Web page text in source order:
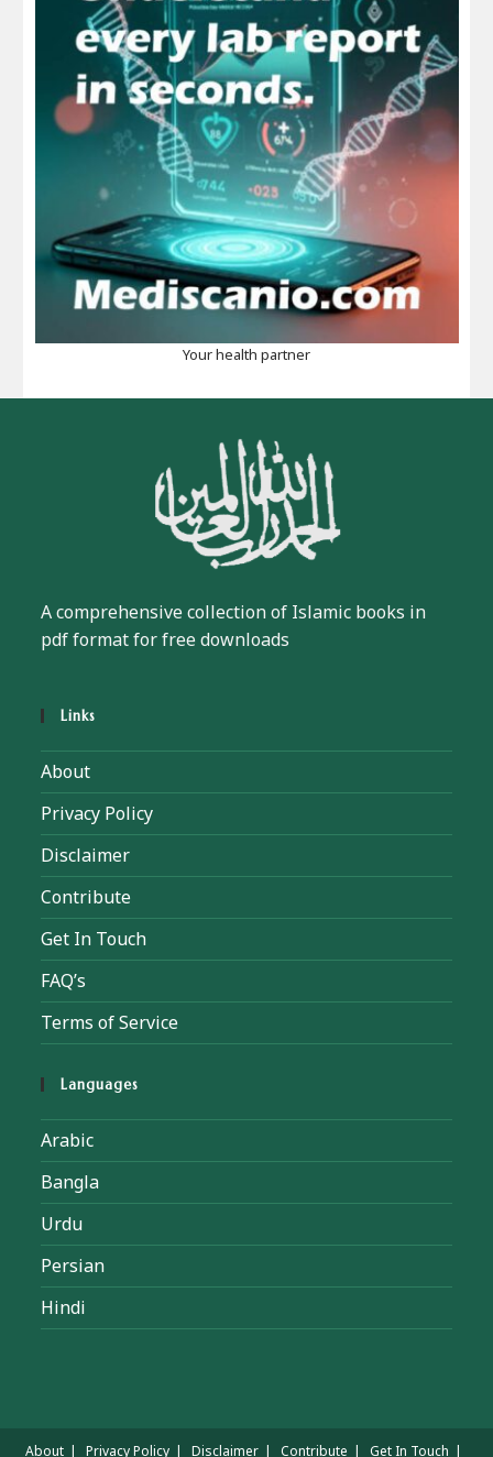
Your health partner
A comprehensive collection of Islamic books in
pdf format for free downloads
Links
About
Privacy Policy
Disclaimer
Contribute
Get In Touch
FAQ’s
Terms of Service
Languages
Arabic
Bangla
Urdu
Persian
Hindi
About Privacy Policy Disclaimer Contribute Get In Touch